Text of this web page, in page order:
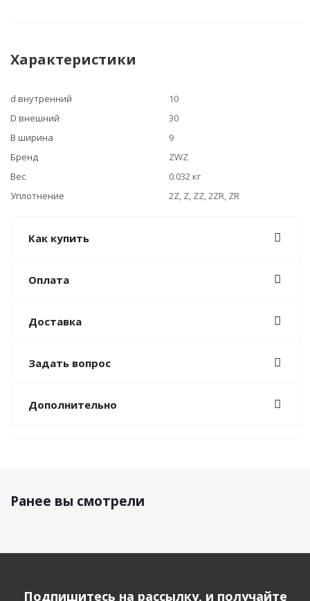
Характеристики
d внутренний
10
D внешний
30
B ширина
9
Бренд
ZWZ
Вес
0.032 кг
Уплотнение
2Z, Z, ZZ, 2ZR, ZR
Как купить
Оплата
Доставка
Задать вопрос
Дополнительно
Ранее вы смотрели
Подпишитесь на рассылку, и получайте